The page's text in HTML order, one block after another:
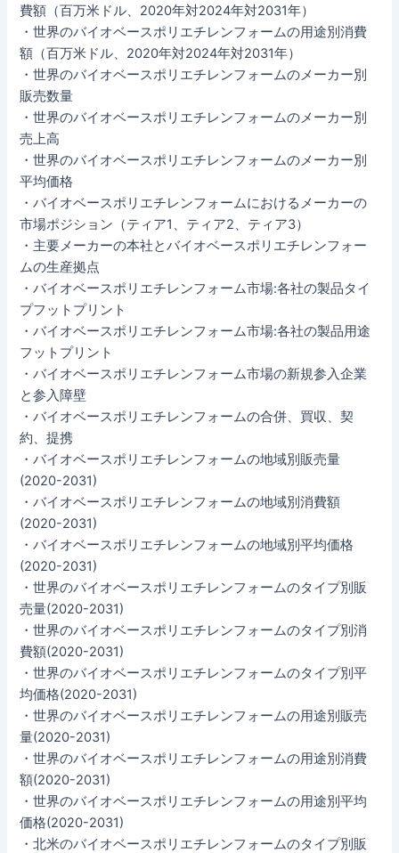
費額（百万米ドル、2020年対2024年対2031年）
・世界のバイオベースポリエチレンフォームの用途別消費
額（百万米ドル、2020年対2024年対2031年）
・世界のバイオベースポリエチレンフォームのメーカー別
販売数量
・世界のバイオベースポリエチレンフォームのメーカー別
売上高
・世界のバイオベースポリエチレンフォームのメーカー別
平均価格
・バイオベースポリエチレンフォームにおけるメーカーの
市場ポジション（ティア1、ティア2、ティア3）
・主要メーカーの本社とバイオベースポリエチレンフォー
ムの生産拠点
・バイオベースポリエチレンフォーム市場:各社の製品タイ
プフットプリント
・バイオベースポリエチレンフォーム市場:各社の製品用途
フットプリント
・バイオベースポリエチレンフォーム市場の新規参入企業
と参入障壁
・バイオベースポリエチレンフォームの合併、買収、契
約、提携
・バイオベースポリエチレンフォームの地域別販売量
(2020-2031)
・バイオベースポリエチレンフォームの地域別消費額
(2020-2031)
・バイオベースポリエチレンフォームの地域別平均価格
(2020-2031)
・世界のバイオベースポリエチレンフォームのタイプ別販
売量(2020-2031)
・世界のバイオベースポリエチレンフォームのタイプ別消
費額(2020-2031)
・世界のバイオベースポリエチレンフォームのタイプ別平
均価格(2020-2031)
・世界のバイオベースポリエチレンフォームの用途別販売
量(2020-2031)
・世界のバイオベースポリエチレンフォームの用途別消費
額(2020-2031)
・世界のバイオベースポリエチレンフォームの用途別平均
価格(2020-2031)
・北米のバイオベースポリエチレンフォームのタイプ別販